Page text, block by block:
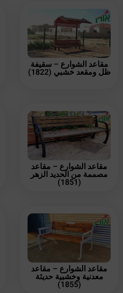
مقاعد الشوارع – سقيفة
ظل ومقعد خشبي (1822)
مقاعد الشوارع – مقاعد
مصممة من الحديد الزهر
(1851)
مقاعد الشوارع – مقاعد
معدنية وخشبية حديثة
(1855)